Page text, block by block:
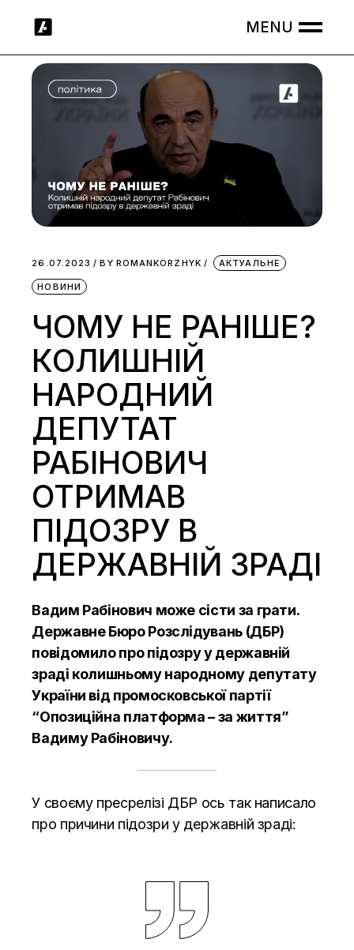
26.07.2023 BY ROMANKORZHYK АКТУАЛЬНЕ
НОВИНИ
ЧОМУ НЕ РАНІШЕ?
КОЛИШНІЙ
НАРОДНИЙ
ДЕПУТАТ
РАБІНОВИЧ
ОТРИМАВ
ПІДОЗРУ В
ДЕРЖАВНІЙ ЗРАДІ
Вадим Рабінович може сісти за грати.
Державне Бюро Розслідувань (ДБР)
повідомило про підозру у державній
зраді колишньому народному депутату
України від промосковської партії
“Опозиційна платформа – за життя”
Вадиму Рабіновичу.
У своєму пресрелізі ДБР ось так написало
про причини підозри у державній зраді: